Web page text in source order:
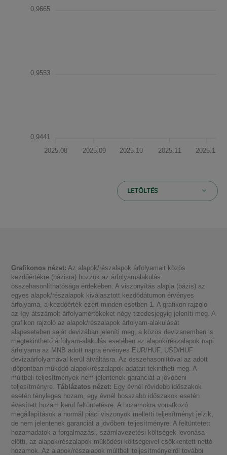
2025.08 2025.09 2025.10 2025.11 2025.12
0,9665
0,9553
0,9441
LETÖLTÉS
Grafikonos nézet: Az alapok/részalapok árfolyamait közös
kezdőértékre (bázisra) hozzuk az árfolyamalakulás
összehasonlíthatósága érdekében. A viszonyítás alapja (bázis) az
egyes alapok/részalapok kiválasztott kezdődátumon érvényes
árfolyama, a kezdőérték ezért minden esetben 1. A grafikon rajzoló
az így átszámolt árfolyamértékeket négy tizedesjegyig jeleníti meg. A
grafikon rajzoló az alapok/részalapok árfolyam-alakulását
alapeseteben saját devizában jeleníti meg, a közös devizanemben is
megtekinthető árfolyam-alakulás esetében az alapok/részalapok napi
árfolyama az MNB adott napra érvényes EUR/HUF, USD/HUF
devizaárfolyamával kerül átváltásra. Az összehasonlítóval az adott
időpontban működő alapok/részalapok adatait tekintheti meg. A
múltbeli teljesítmények nem jelentenek garanciát a jövőbeni
teljesítményre.Táblázatos nézet: Egy évnél rövidebb időszakok
esetén tényleges hozam, egy évnél hosszabb időszakok esetén
évesített hozam kerül feltüntetésre. A hozamokra vonatkozó
megállapítások a normál piaci viszonyok melletti teljesítményt jelzik,
de nem jelentenek garanciát a jövőbeni teljesítményre. A feltüntetett
hozamadatok a forgalmazási, számlavezetési költségek levonása
előtti, az alapok/részalapok működési költségeivel csökkentett nettó
hozamok. Az alapok/részalapok múltbeli teljesítményeiről további